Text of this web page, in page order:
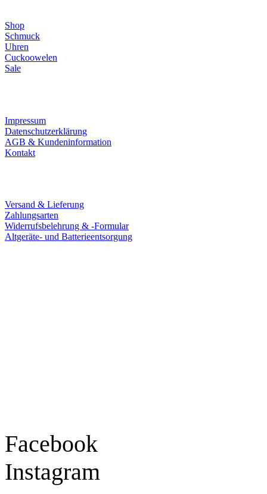
Shop
Schmuck
Uhren
Cuckoowelen
Sale
Impressum
Datenschutzerklärung
AGB & Kundeninformation
Kontakt
Versand & Lieferung
Zahlungsarten
Widerrufsbelehrung & -Formular
Altgeräte- und Batterieentsorgung
Facebook
Instagram